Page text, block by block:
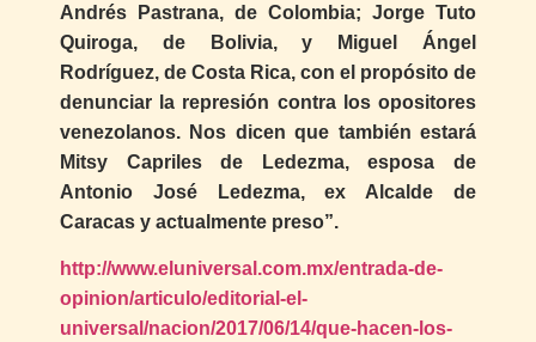
Andrés Pastrana, de Colombia; Jorge Tuto
Quiroga, de Bolivia, y Miguel Ángel
Rodríguez, de Costa Rica, con el propósito de
denunciar la represión contra los opositores
venezolanos. Nos dicen que también estará
Mitsy Capriles de Ledezma, esposa de
Antonio José Ledezma, ex Alcalde de
Caracas y actualmente preso”.
http://www.eluniversal.com.mx/entrada-de-
opinion/articulo/editorial-el-
universal/nacion/2017/06/14/que-hacen-los-